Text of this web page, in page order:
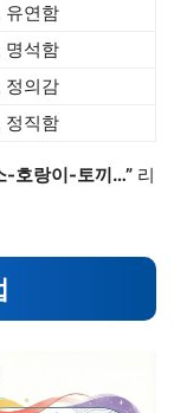
유연함
명석함
정의감
정직함
-호랑이-토끼…” 리